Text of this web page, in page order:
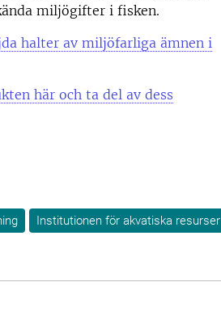
miljögifter i fisken.
halter av miljöfarliga ämnen i
här och ta del av dess
Institutionen för akvatiska resurser